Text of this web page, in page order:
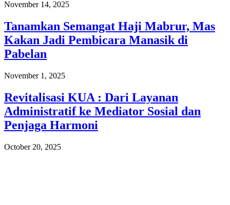
November 14, 2025
Tanamkan Semangat Haji Mabrur, Mas
Kakan Jadi Pembicara Manasik di
Pabelan
November 1, 2025
Revitalisasi KUA : Dari Layanan
Administratif ke Mediator Sosial dan
Penjaga Harmoni
October 20, 2025